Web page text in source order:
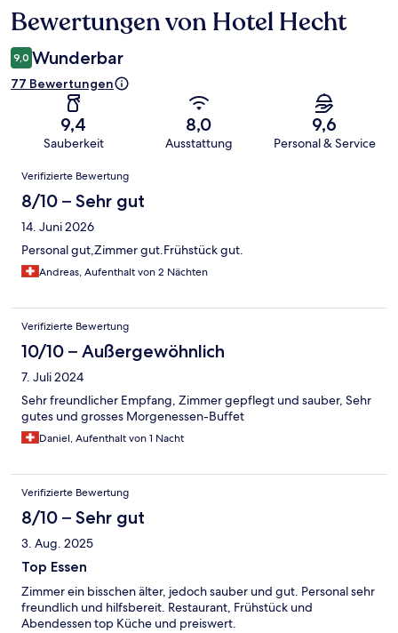
Bewertungen
Bewertungen von Hotel Hecht
9,0 Wunderbar
77 Bewertungen
9,4
Sauberkeit
8,0
Ausstattung
9,6
Personal & Service
Bewertungen
Verifizierte Bewertung
8/10 – Sehr gut
14. Juni 2026
Personal gut,Zimmer gut.Frühstück gut.
Andreas, Aufenthalt von 2 Nächten
Verifizierte Bewertung
10/10 – Außergewöhnlich
7. Juli 2024
Sehr freundlicher Empfang, Zimmer gepflegt und sauber, Sehr
gutes und grosses Morgenessen-Buffet
Daniel, Aufenthalt von 1 Nacht
Verifizierte Bewertung
8/10 – Sehr gut
3. Aug. 2025
Top Essen
Zimmer ein bisschen älter, jedoch sauber und gut. Personal sehr
freundlich und hilfsbereit. Restaurant, Frühstück und
Abendessen top Küche und preiswert.